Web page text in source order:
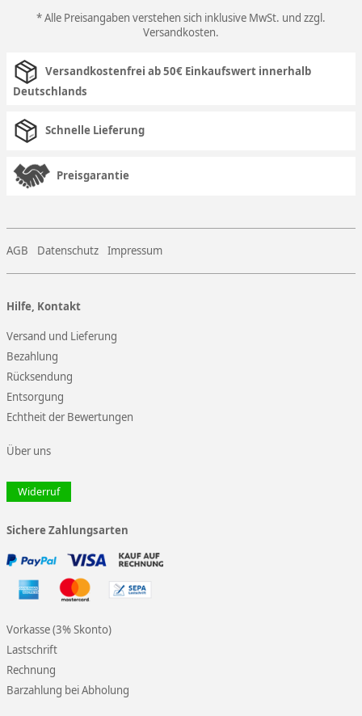
* Alle Preisangaben verstehen sich inklusive MwSt. und zzgl.
Versandkosten.
Versandkostenfrei ab 50€ Einkaufswert innerhalb
Deutschlands
Schnelle Lieferung
Preisgarantie
AGB Datenschutz Impressum
Hilfe, Kontakt
Versand und Lieferung
Bezahlung
Rücksendung
Entsorgung
Echtheit der Bewertungen
Über uns
Widerruf
Sichere Zahlungsarten
Vorkasse (3% Skonto)
Lastschrift
Rechnung
Barzahlung bei Abholung